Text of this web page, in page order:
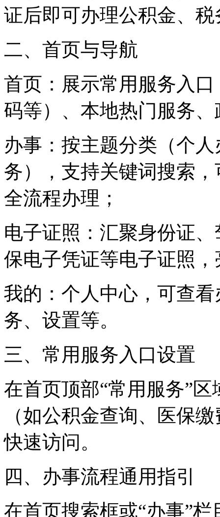
证后即可办理公积金、
二、首页与导航
首页：展示常用服务入
码等）、本地热门服务
办事：按主题分类（个
务），支持关键词搜索
全流程办理；
电子证照：汇聚身份证
保电子凭证等电子证照
我的：个人中心，可查
务、设置等。
三、常用服务入口设置
在首页顶部“常用服务”
（如公积金查询、医保
快速访问。
四、办事流程通用指引
在首页搜索框或“办事”